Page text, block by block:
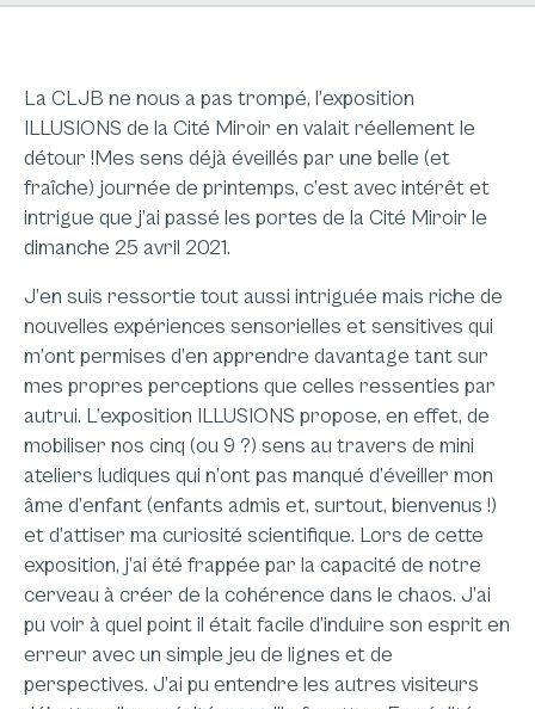
La CLJB ne nous a pas trompé, l’exposition
ILLUSIONS de la Cité Miroir en valait réellement le
détour !Mes sens déjà éveillés par une belle (et
fraîche) journée de printemps, c’est avec intérêt et
intrigue que j’ai passé les portes de la Cité Miroir le
dimanche 25 avril 2021.
J’en suis ressortie tout aussi intriguée mais riche de
nouvelles expériences sensorielles et sensitives qui
m’ont permises d’en apprendre davantage tant sur
mes propres perceptions que celles ressenties par
autrui. L’exposition ILLUSIONS propose, en effet, de
mobiliser nos cinq (ou 9 ?) sens au travers de mini
ateliers ludiques qui n’ont pas manqué d’éveiller mon
âme d’enfant (enfants admis et, surtout, bienvenus !)
et d’attiser ma curiosité scientifique. Lors de cette
exposition, j’ai été frappée par la capacité de notre
cerveau à créer de la cohérence dans le chaos. J’ai
pu voir à quel point il était facile d’induire son esprit en
erreur avec un simple jeu de lignes et de
perspectives. J’ai pu entendre les autres visiteurs